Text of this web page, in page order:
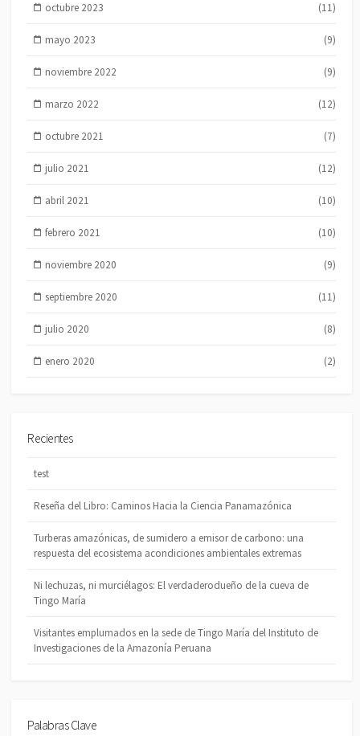
octubre 2023 (11)
mayo 2023 (9)
noviembre 2022 (9)
marzo 2022 (12)
octubre 2021 (7)
julio 2021 (12)
abril 2021 (10)
febrero 2021 (10)
noviembre 2020 (9)
septiembre 2020 (11)
julio 2020 (8)
enero 2020 (2)
Recientes
test
Reseña del Libro: Caminos Hacia la Ciencia Panamazónica
Turberas amazónicas, de sumidero a emisor de carbono: una
respuesta del ecosistema acondiciones ambientales extremas
Ni lechuzas, ni murciélagos: El verdaderodueño de la cueva de
Tingo María
Visitantes emplumados en la sede de Tingo María del Instituto de
Investigaciones de la Amazonía Peruana
Palabras Clave